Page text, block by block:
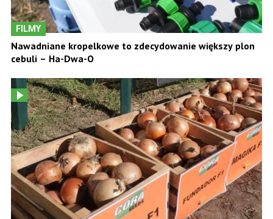
FILMY
Nawadniane kropelkowe to zdecydowanie większy plon
cebuli – Ha-Dwa-O